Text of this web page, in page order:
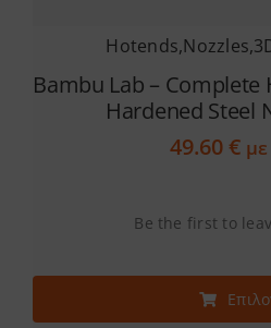
Hotends,Nozzles,
Bambu Lab – Complete
Hardened Steel
49.60€
Be the first to
το